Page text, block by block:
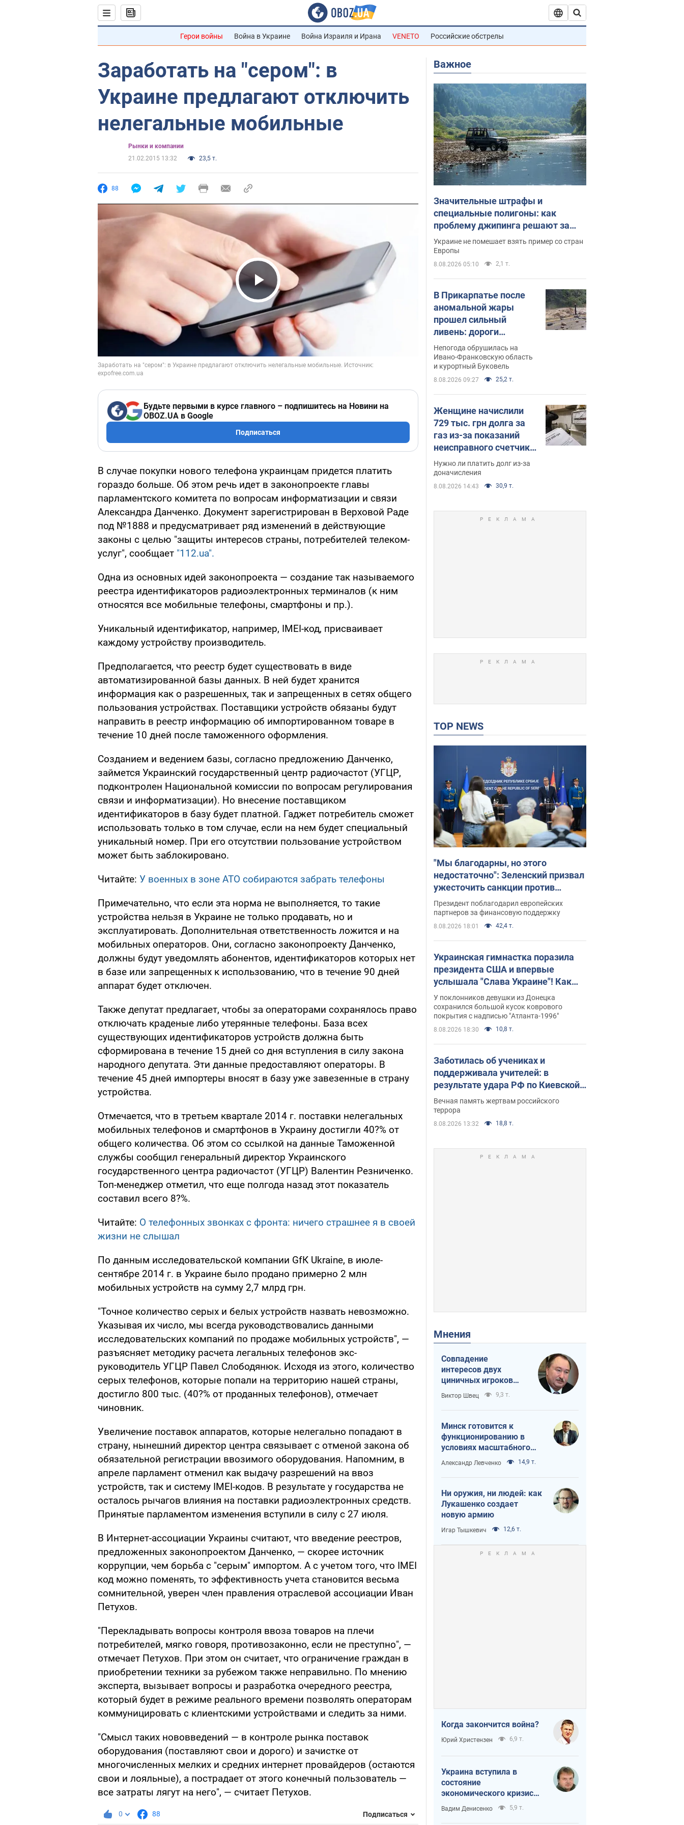
Герои войны Война в Украине Война Израиля и Ирана VENETO Российские обстрелы
Заработать на "сером": в
Украине предлагают отключить
нелегальные мобильные
Рынки и компании
21.02.2015 13:32
23,5 т.
88
Play Video
Будьте первыми в курсе главного – подпишитесь на Новини на
OBOZ.UA в Google
Подписаться
В случае покупки нового телефона украинцам придется платить
гораздо больше. Об этом речь идет в законопроекте главы
парламентского комитета по вопросам информатизации и связи
Александра Данченко. Документ зарегистрирован в Верховой Раде
под №1888 и предусматривает ряд изменений в действующие
законы с целью "защиты интересов страны, потребителей телеком-
услуг", сообщает "112.ua".
Одна из основных идей законопроекта — создание так называемого
реестра идентификаторов радиоэлектронных терминалов (к ним
относятся все мобильные телефоны, смартфоны и пр.).
Уникальный идентификатор, например, IMEI-код, присваивает
каждому устройству производитель.
Предполагается, что реестр будет существовать в виде
автоматизированной базы данных. В ней будет хранится
информация как о разрешенных, так и запрещенных в сетях общего
пользования устройствах. Поставщики устройств обязаны будут
направить в реестр информацию об импортированном товаре в
течение 10 дней после таможенного оформления.
Созданием и ведением базы, согласно предложению Данченко,
займется Украинский государственный центр радиочастот (УГЦР,
подконтролен Национальной комиссии по вопросам регулирования
связи и информатизации). Но внесение поставщиком
идентификаторов в базу будет платной. Гаджет потребитель сможет
использовать только в том случае, если на нем будет специальный
уникальный номер. При его отсутствии пользование устройством
может быть заблокировано.
Читайте: У военных в зоне АТО собираются забрать телефоны
Примечательно, что если эта норма не выполняется, то такие
устройства нельзя в Украине не только продавать, но и
эксплуатировать. Дополнительная ответственность ложится и на
мобильных операторов. Они, согласно законопроекту Данченко,
должны будут уведомлять абонентов, идентификаторов которых нет
в базе или запрещенных к использованию, что в течение 90 дней
аппарат будет отключен.
Также депутат предлагает, чтобы за операторами сохранялось право
отключать краденые либо утерянные телефоны. База всех
существующих идентификаторов устройств должна быть
сформирована в течение 15 дней со дня вступления в силу закона
народного депутата. Эти данные предоставляют операторы. В
течение 45 дней импортеры вносят в базу уже завезенные в страну
устройства.
Отмечается, что в третьем квартале 2014 г. поставки нелегальных
мобильных телефонов и смартфонов в Украину достигли 40?% от
общего количества. Об этом со ссылкой на данные Таможенной
службы сообщил генеральный директор Украинского
государственного центра радиочастот (УГЦР) Валентин Резниченко.
Топ-менеджер отметил, что еще полгода назад этот показатель
составил всего 8?%.
Читайте: О телефонных звонках с фронта: ничего страшнее я в своей
жизни не слышал
По данным исследовательской компании GfК Ukraine, в июле-
сентябре 2014 г. в Украине было продано примерно 2 млн
мобильных устройств на сумму 2,7 млрд грн.
"Точное количество серых и белых устройств назвать невозможно.
Указывая их число, мы всегда руководствовались данными
исследовательских компаний по продаже мобильных устройств", —
разъясняет методику расчета легальных телефонов экс-
руководитель УГЦР Павел Слободянюк. Исходя из этого, количество
серых телефонов, которые попали на территорию нашей страны,
достигло 800 тыс. (40?% от проданных телефонов), отмечает
чиновник.
Увеличение поставок аппаратов, которые нелегально попадают в
страну, нынешний директор центра связывает с отменой закона об
обязательной регистрации ввозимого оборудования. Напомним, в
апреле парламент отменил как выдачу разрешений на ввоз
устройств, так и систему IMEI-кодов. В результате у государства не
осталось рычагов влияния на поставки радиоэлектронных средств.
Принятые парламентом изменения вступили в силу с 27 июля.
В Интернет-ассоциации Украины считают, что введение реестров,
предложенных законопроектом Данченко, — скорее источник
коррупции, чем борьба с "серым" импортом. А с учетом того, что IMEI
код можно поменять, то эффективность учета становится весьма
сомнительной, уверен член правления отраслевой ассоциации Иван
Петухов.
"Перекладывать вопросы контроля ввоза товаров на плечи
потребителей, мягко говоря, противозаконно, если не преступно", —
отмечает Петухов. При этом он считает, что ограничение граждан в
приобретении техники за рубежом также неправильно. По мнению
эксперта, вызывает вопросы и разработка очередного реестра,
который будет в режиме реального времени позволять операторам
коммуницировать с клиентскими устройствами и следить за ними.
"Смысл таких нововведений — в контроле рынка поставок
оборудования (поставляют свои и дорого) и зачистке от
многочисленных мелких и средних интернет провайдеров (остаются
свои и лояльные), а пострадает от этого конечный пользователь —
все затраты лягут на него", — считает Петухов.
0 88 Подписаться
Важное
Значительные штрафы и
специальные полигоны: как
проблему джипинга решают за
границей
Украине не помешает взять пример со стран
Европы
8.08.2026 05:10 2,1 т.
В Прикарпатье после
аномальной жары
прошел сильный
ливень: дороги
превратились в реки.
Видео
Непогода обрушилась на
Ивано-Франковскую область
и курортный Буковель
8.08.2026 09:27 25,2 т.
Женщине начислили
729 тыс. грн долга за
газ из-за показаний
неисправного счетчика:
судья вынес
неожиданное решение
Нужно ли платить долг из-за
доначисления
8.08.2026 14:43 30,9 т.
TOP NEWS
"Мы благодарны, но этого
недостаточно": Зеленский призвал
ужесточить санкции против
России
Президент поблагодарил европейских
партнеров за финансовую поддержку
8.08.2026 18:01 42,4 т.
Украинская гимнастка поразила
президента США и впервые
услышала "Слава Украине"! Как
сложилась судьба Подкопаевой,
которая 30 лет назад завоевала
"золото" Олимпиады
У поклонников девушки из Донецка
сохранился большой кусок коврового
покрытия с надписью "Атланта-1996"
8.08.2026 18:30 10,8 т.
Заботилась об учениках и
поддерживала учителей: в
результате удара РФ по Киевской
области погибли директор
киевского лицея, её муж и внук
Вечная память жертвам российского
террора
8.08.2026 13:32 18,8 т.
Мнения
Совпадение
интересов двух
циничных игроков
или тайный план
Трампа и Путина?
Виктор Швец 9,3 т.
Минск готовится к
функционированию в
условиях масштабного
военного кризиса
Александр Левченко 14,9 т.
Ни оружия, ни людей: как
Лукашенко создает
новую армию
Игар Тышкевич 12,6 т.
Когда закончится война?
Юрий Христензен 6,9 т.
Украина вступила в
состояние
экономического кризиса.
Есть ли свет в конце
туннеля?
Вадим Денисенко 5,9 т.